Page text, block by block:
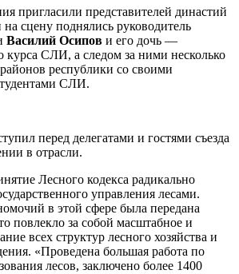
пригласили представителей династий
сцену поднялись руководитель
Василий Осипов и его дочь —
курса СЛИ, а следом за ними несколько
республики со своими
СЛИ.
перед делегатами и гостями съезда
в отрасли.
Лесного кодекса радикально
управления лесами.
в этой сфере была передана
повлекло за собой масштабное и
всех структур лесного хозяйства и
«Проведена большая работа по
лесов, заключено более 1400